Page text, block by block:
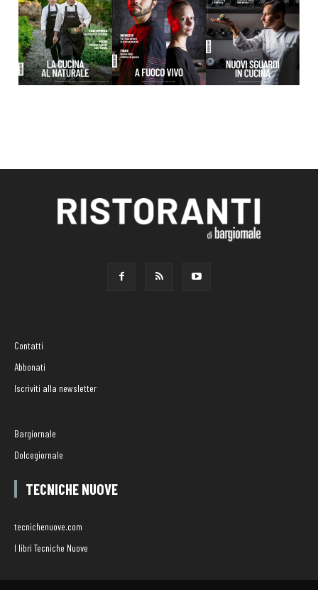
Contatti
Abbonati
Iscriviti alla newsletter
Bargiornale
Dolcegiornale
TECNICHE NUOVE
tecnichenuove.com
I libri Tecniche Nuove